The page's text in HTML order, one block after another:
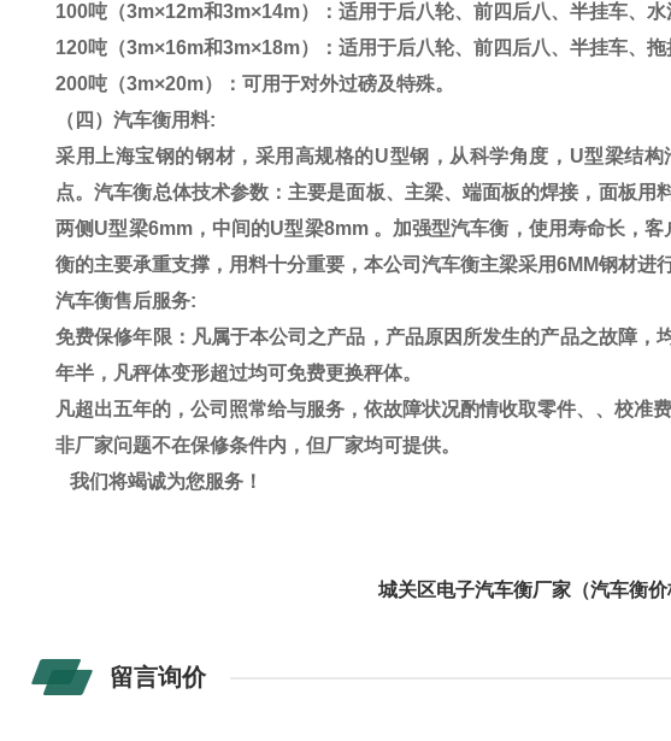
100吨（3m×12m和3m×14m）：适用于后八轮、前四后八、半挂车、水
120吨（3m×16m和3m×18m）：适用于后八轮、前四后八、半挂车、拖
200吨（3m×20m）：可用于对外过磅及特殊。
（四）汽车衡用料:
采用上海宝钢的钢材，采用高规格的U型钢，从科学角度， U型梁结构
点。汽车衡总体技术参数：主要是面板、主梁、端面板的焊接，面板用
两侧U型梁6mm，中间的U型梁8mm 。加强型汽车衡，使用寿命长，客
衡的主要承重支撑，用料十分重要，本公司汽车衡主梁采用6MM钢材进
汽车衡售后服务:
免费保修年限：凡属于本公司之产品，产品原因所发生的产品之故障，
年半，凡秤体变形超过均可免费更换秤体。
凡超出五年的，公司照常给与服务，依故障状况酌情收取零件、、校准
非厂家问题不在保修条件内，但厂家均可提供。
我们将竭诚为您服务！
城关区电子汽车衡厂家（汽车衡价格
留言询价